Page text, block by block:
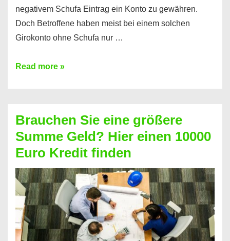
negativem Schufa Eintrag ein Konto zu gewähren.
Doch Betroffene haben meist bei einem solchen
Girokonto ohne Schufa nur …
Günstiges
Geht
das
überhaupt?
Na
klar!
Read more »
Brauchen Sie eine größere
Summe Geld? Hier einen 10000
Euro Kredit finden